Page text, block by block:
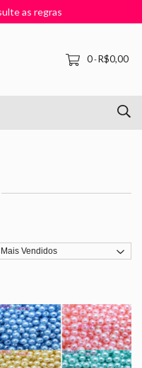
as regras
0-R$0,00